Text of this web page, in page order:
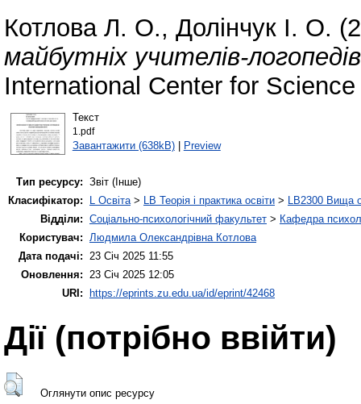
Котлова Л. О., Долінчук І. О.
майбутніх учителів-
International Center for
Текст
1.pdf
Завантажити (638kB)| Preview
Тип ресурсу: Звіт (Інше)
Класифікатор:
L Освіта> LB Теорія і практика освіти > LB2300 Вища
Відділи: Соціально-психологічний факультет > Кафедра
Користувач: Людмила Олександрівна Котлова
Дата подачі: 23 Січ 2025 11:55
Оновлення: 23 Січ 2025 12:05
URI:
https://eprints.zu.edu.ua/id/eprint/42468
Дії ​​(потрібно ввійти)
Оглянути опис ресурсу